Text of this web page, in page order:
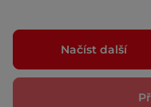
Načíst další